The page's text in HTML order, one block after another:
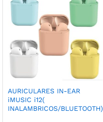
AURICULARES IN-EAR
iMUSIC i12(
INALAMBRICOS/BLUETOOTH)